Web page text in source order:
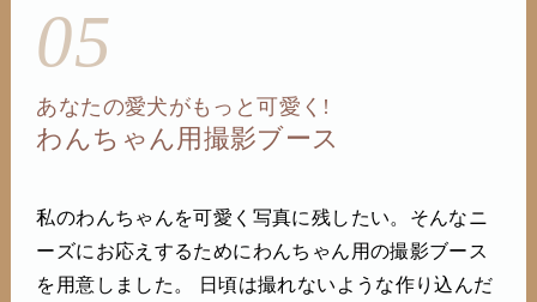
05
あなたの愛犬がもっと可愛く!
わんちゃん用撮影ブース
私のわんちゃんを可愛く写真に残したい。そんなニ
ーズにお応えするためにわんちゃん用の撮影ブース
を用意しました。 日頃は撮れないような作り込んだ